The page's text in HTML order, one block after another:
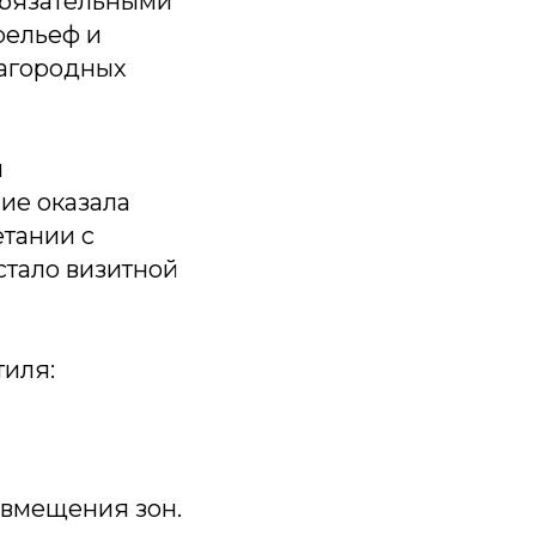
и
оказала
с
визитной
зон.